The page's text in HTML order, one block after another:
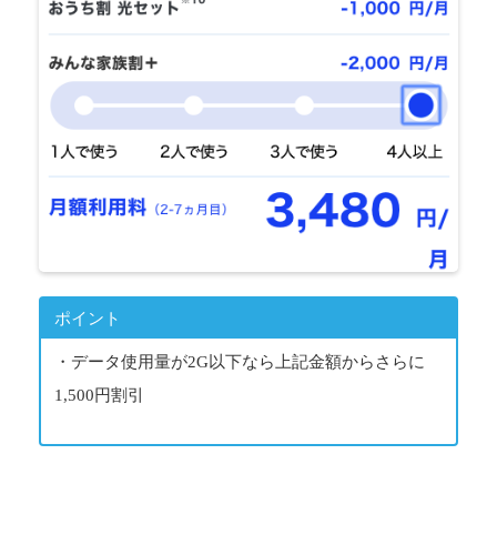
ポイント
・データ使用量が2G以下なら上記金額からさらに
1,500円割引